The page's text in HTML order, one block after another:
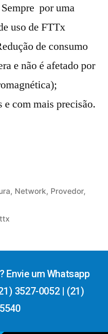
por uma
uso de FTTx
de consumo
e não é afetado por
e com mais precisão.
, Network, Provedor,
Envie um Whatsapp
3527-0052 | (21)